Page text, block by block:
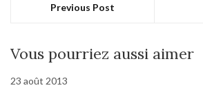
Previous Post
Vous pourriez aussi aimer
23 août 2013